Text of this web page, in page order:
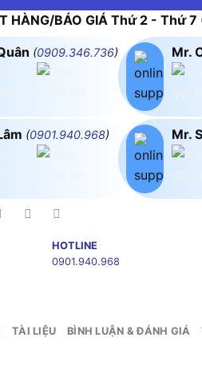
HÀNG/BÁO GIÁ Thứ 2 - Thứ
(0909.346.736)
(0901.940.968)
Mr.
Mr.
HOTLINE
0901.940.968
TÀI LIỆU BÌNH LUẬN & ĐÁNH GIÁ